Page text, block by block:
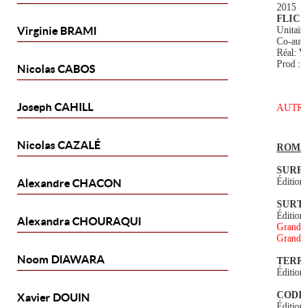
Virginie BRAMI
NicolasCABOS
JosephCAHILL
NicolasCAZALÉ
AlexandreCHACON
AlexandraCHOURAQUI
Noom DIAWARA
Xavier DOUIN
2015
FLIC
Co-
Réal:
Prod